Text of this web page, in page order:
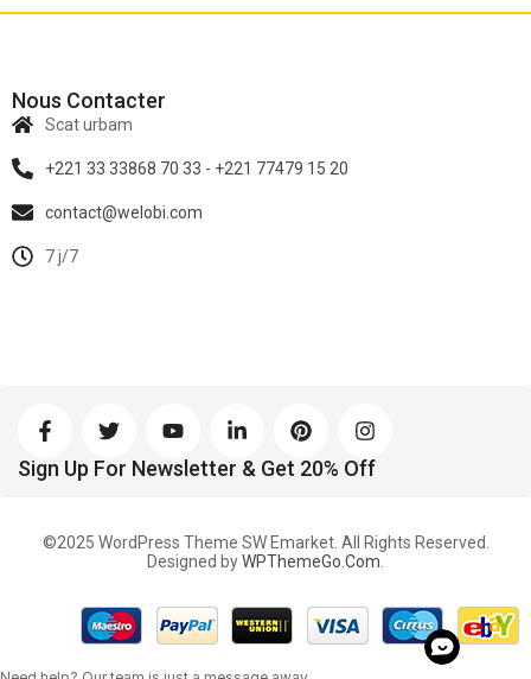
Nous Contacter
Scat urbam
+221 33 33868 70 33 - +221 77479 15 20
contact@welobi.com
7 j/7
Sign Up For Newsletter & Get 20% Off
©2025 WordPress Theme SW Emarket. All Rights Reserved.
Designed byWPThemeGo.Com